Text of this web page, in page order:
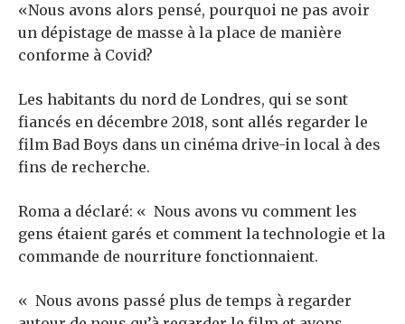
«Nous avons alors pensé, pourquoi ne pas avoir
un dépistage de masse à la place de manière
conforme à Covid?
Les habitants du nord de Londres, qui se sont
fiancés en décembre 2018, sont allés regarder le
film Bad Boys dans un cinéma drive-in local à des
fins de recherche.
Roma a déclaré: « Nous avons vu comment les
gens étaient garés et comment la technologie et la
commande de nourriture fonctionnaient.
« Nous avons passé plus de temps à regarder